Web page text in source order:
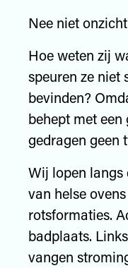
Nee niet
Hoe weten zij
speuren ze niet
bevinden?
behept met
gedragen geen
Wij lopen langs
van helse
rotsformaties.
badplaats.
vangen